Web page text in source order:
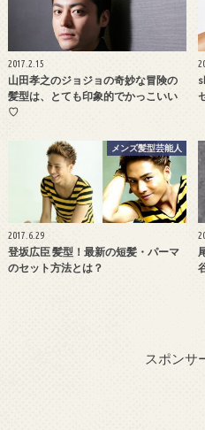
2017.2.15
山田孝之のジョジョの奇妙な冒険の
髪型は、とても印象的でかっこいい
♡
メンズ髪型芸能人
2017.6.29
登坂広臣 髪型！最新の短髪・パーマ
のセット方法とは？
スポンサ